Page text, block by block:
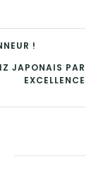
!
JAPONAIS PAR
EXCELLENCE